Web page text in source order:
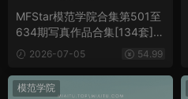
模范学院合集
MFStar模范学院合集第501至
634期写真作品合集[134套][6
8GB]2026-07-05 54.99
模范学院